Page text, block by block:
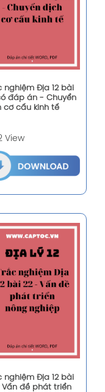
nghiệm Địa 12 bài
đáp án - Chuyển
cơ cấu kinh tế
View
nghiệm Địa 12 bài
Vấn đề phát triển